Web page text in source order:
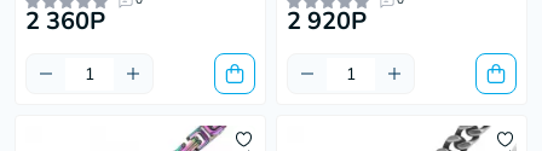
2 360P 2 920P